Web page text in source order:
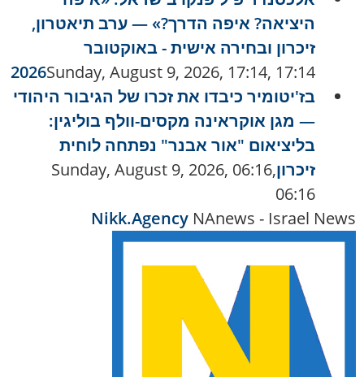
היציאה? איפה הדרך?» — ערב תיאטרון,
זיכרון ובחירה אישית - באוקטובר
2026Sunday, August 9, 2026, 17:14, 17:14
בז'יטומיר כיבדו את זכרו של הגיבור היהודי
— מגן אוקראינה מקסים-וולף בוליגין:
בליציאום "אור אבנר" נפתחה לוחית
זיכרוןSunday, August 9, 2026, 06:16,
06:16
NAnews - Israel News
Nikk.Agency